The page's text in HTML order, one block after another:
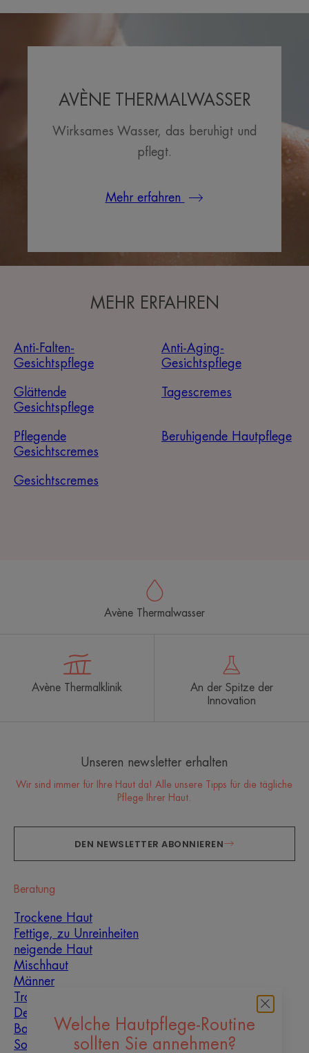
AVÈNE THERMALWASSER
Wirksames Wasser, das beruhigt und
pflegt.
Mehr erfahren
MEHR ERFAHREN
Anti-Falten-
Gesichtspflege
Anti-Aging-
Gesichtspflege
Glättende
Gesichtspflege
Tagescremes
Pflegende
Gesichtscremes
Beruhigende Hautpflege
Gesichtscremes
Welche Hautpflege-Routine
sollten Sie annehmen?
Avène Thermalwasser
Avène Thermalklinik
An der Spitze der
Innovation
Unseren newsletter erhalten
Wir sind immer für Ihre Haut da! Alle unsere Tipps für die tägliche
Pflege Ihrer Haut.
DEN NEWSLETTER ABONNIEREN
Beratung
Trockene Haut
Fettige, zu Unreinheiten
neigende Haut
Mischhaut
Männer
Trockenheit und
Dehydrierung
Baby
Sonne